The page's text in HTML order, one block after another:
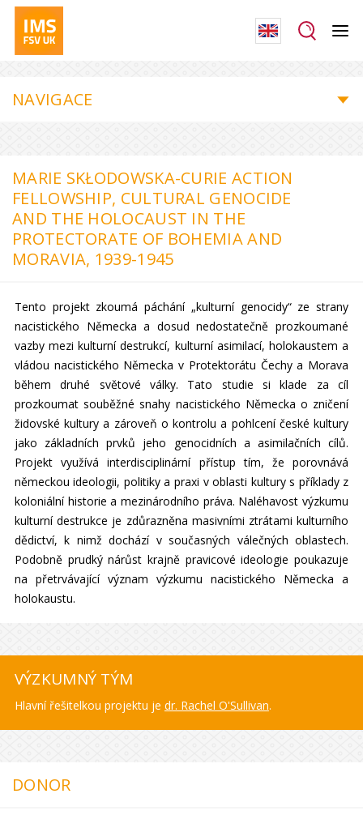
NAVIGACE
MARIE SKŁODOWSKA-CURIE ACTION
FELLOWSHIP, CULTURAL GENOCIDE
AND THE HOLOCAUST IN THE
PROTECTORATE OF BOHEMIA AND
MORAVIA, 1939-1945
Tento projekt zkoumá páchání „kulturní genocidy“ ze strany
nacistického Německa a dosud nedostatečně prozkoumané
vazby mezi kulturní destrukcí, kulturní asimilací, holokaustem a
vládou nacistického Německa v Protektorátu Čechy a Morava
během druhé světové války. Tato studie si klade za cíl
prozkoumat souběžné snahy nacistického Německa o zničení
židovské kultury a zároveň o kontrolu a pohlcení české kultury
jako základních prvků jeho genocidních a asimilačních cílů.
Projekt využívá interdisciplinární přístup tím, že porovnává
německou ideologii, politiky a praxi v oblasti kultury s příklady z
koloniální historie a mezinárodního práva. Naléhavost výzkumu
kulturní destrukce je zdůrazněna masivními ztrátami kulturního
dědictví, k nimž dochází v současných válečných oblastech.
Podobně prudký nárůst krajně pravicové ideologie poukazuje
na přetrvávající význam výzkumu nacistického Německa a
holokaustu.
VÝZKUMNÝ TÝM
Hlavní řešitelkou projektu je dr. Rachel O'Sullivan.
DONOR